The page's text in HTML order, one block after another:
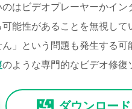
はビデオプレーヤーかイ
能性があることを無視し
」という問題も発生する
のような専門的なビデオ修復
ダウンロード